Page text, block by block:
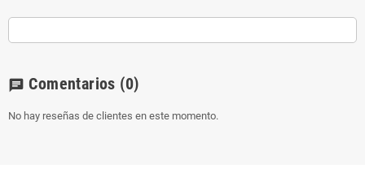
chat Comentarios (0)
No hay reseñas de clientes en este momento.